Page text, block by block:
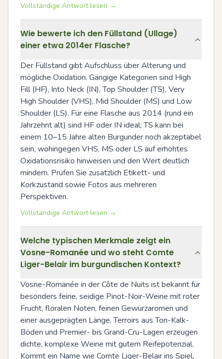
Vollständige Antwort lesen →
Wie bewerte ich den Füllstand (Ullage)
einer etwa 2014er Flasche?
Der Füllstand gibt Aufschluss über Alterung und
mögliche Oxidation. Gängige Kategorien sind High
Fill (HF), Into Neck (IN), Top Shoulder (TS), Very
High Shoulder (VHS), Mid Shoulder (MS) und Low
Shoulder (LS). Für eine Flasche aus 2014 (rund ein
Jahrzehnt alt) sind HF oder IN ideal; TS kann bei
einem 10–15 Jahre alten Burgunder noch akzeptabel
sein, wohingegen VHS, MS oder LS auf erhöhtes
Oxidationsrisiko hinweisen und den Wert deutlich
mindern. Prüfen Sie zusätzlich Etikett- und
Korkzustand sowie Fotos aus mehreren
Perspektiven.
Vollständige Antwort lesen →
Welche typischen Merkmale zeigt ein
Vosne-Romanée und wo steht Comte
Liger-Belair im burgundischen Kontext?
Vosne-Romanée in der Côte de Nuits ist bekannt für
besonders feine, seidige Pinot-Noir-Weine mit roter
Frucht, floralen Noten, feinen Gewürzaromen und
einer ausgeprägten Länge. Terroirs aus Ton-Kalk-
Böden und Premier- bis Grand-Cru-Lagen erzeugen
dichte, komplexe Weine mit gutem Reifepotenzial.
Kommt ein Name wie Comte Liger-Belair ins Spiel,